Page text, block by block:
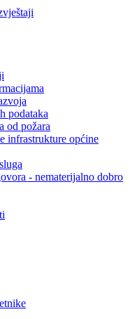
podataka
od požara
infrastrukture općine
- nematerijalno dobro